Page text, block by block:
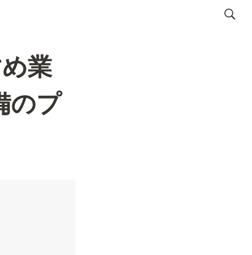
業
のプ